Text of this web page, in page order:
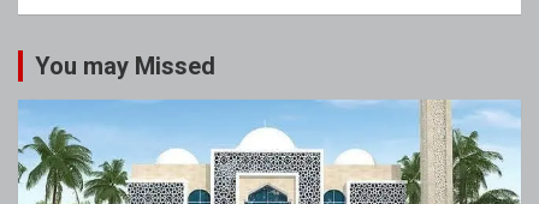
You may Missed